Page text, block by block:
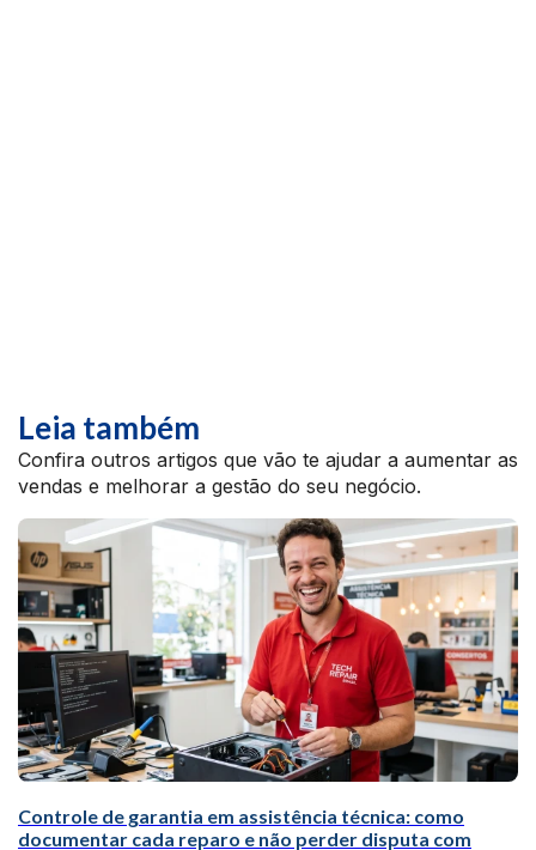
Leia também
Confira outros artigos que vão te ajudar a aumentar as
vendas e melhorar a gestão do seu negócio.
Controle de garantia em assistência técnica: como
documentar cada reparo e não perder disputa com